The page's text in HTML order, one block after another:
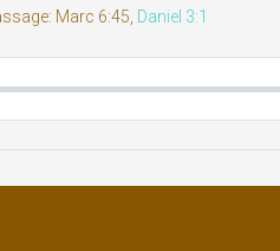
Marc 6:45, Daniel 3:1